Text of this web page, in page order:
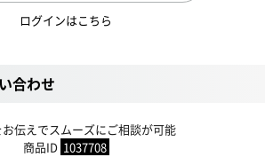
ログインはこちら
合わせ
伝えでスムーズにご相談が可能
商品ID 1037708